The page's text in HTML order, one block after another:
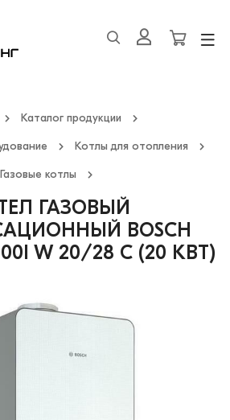
Каталог продукции
Котлы для отопления
Газовые котлы
ГАЗОВЫЙ
BOSCH
W 20/28 C (20 КВТ)